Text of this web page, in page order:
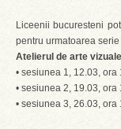
Liceenii bucuresteni
pentru urmatoarea
Atelierul de arte
• sesiunea 1, 12.03, ora
• sesiunea 2, 19.03, ora
• sesiunea 3, 26.03, ora